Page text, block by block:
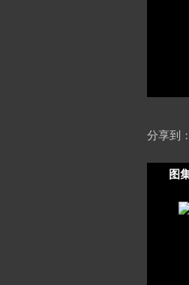
分享到：
图